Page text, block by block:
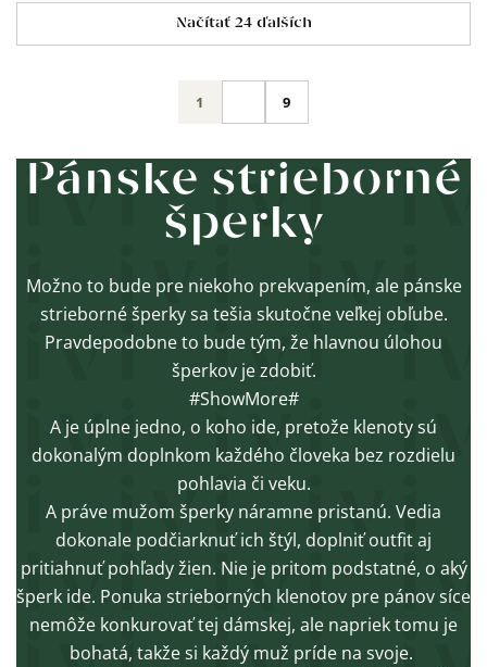
Ovládacie
prvky
Načítať 24 ďalších
Stránkovanie
1 9
Pánske strieborné
šperky
Možno to bude pre niekoho prekvapením, ale pánske
strieborné šperky sa tešia skutočne veľkej obľube.
Pravdepodobne to bude tým, že hlavnou úlohou
šperkov je zdobiť.
#ShowMore#
A je úplne jedno, o koho ide, pretože klenoty sú
dokonalým doplnkom každého človeka bez rozdielu
pohlavia či veku.
A práve mužom šperky náramne pristanú. Vedia
dokonale podčiarknuť ich štýl, doplniť outfit aj
pritiahnuť pohľady žien. Nie je pritom podstatné, o aký
šperk ide. Ponuka strieborných klenotov pre pánov síce
nemôže konkurovať tej dámskej, ale napriek tomu je
bohatá, takže si každý muž príde na svoje.